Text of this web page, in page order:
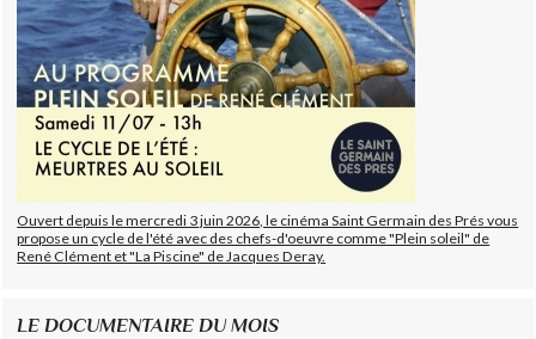
Ouvert depuis le mercredi 3 juin 2026, le cinéma Saint Germain des Prés vous
propose un cycle de l'été avec des chefs-d'oeuvre comme "Plein soleil" de
René Clément et "La Piscine" de Jacques Deray.
LE DOCUMENTAIRE DU MOIS